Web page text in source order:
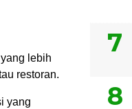
lebih
restoran.
yang